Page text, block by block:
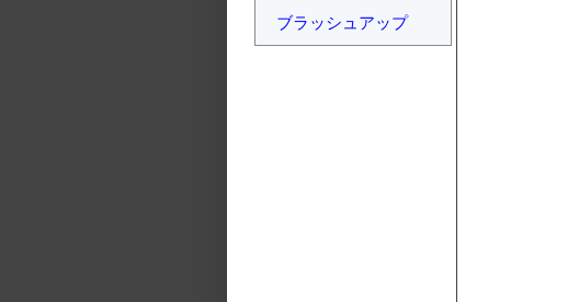
ブラッシュアップ